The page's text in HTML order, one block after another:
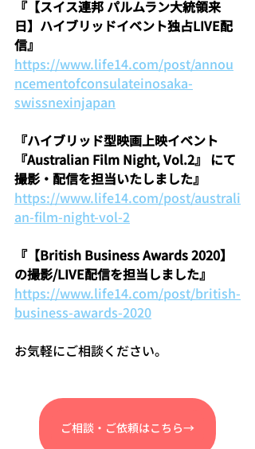
『【スイス連邦 パルムラン大統領来
日】ハイブリッドイベント独占LIVE配
信』
https://www.life14.com/post/annou
ncementofconsulateinosaka-
swissnexinjapan
『ハイブリッド型映画上映イベント
『Australian Film Night, Vol.2』 にて
撮影・配信を担当いたしました』
https://www.life14.com/post/australi
an-film-night-vol-2
『【British Business Awards 2020】
の撮影/LIVE配信を担当しました』
https://www.life14.com/post/british-
business-awards-2020
お気軽にご相談ください。
ご相談・ご依頼はこちら→